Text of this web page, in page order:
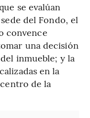
se evalúan
del Fondo, el
convence
una decisión
inmueble; y la
en la
de la